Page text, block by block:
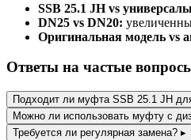
SSB 25.1 JH vs
DN25 vs DN20:
Оригинальная модель vs
Ответы на частые
Подходит ли муфта SSB 25.1 JH
Можно ли использовать муфту с
Требуется ли регулярная замена? ▸